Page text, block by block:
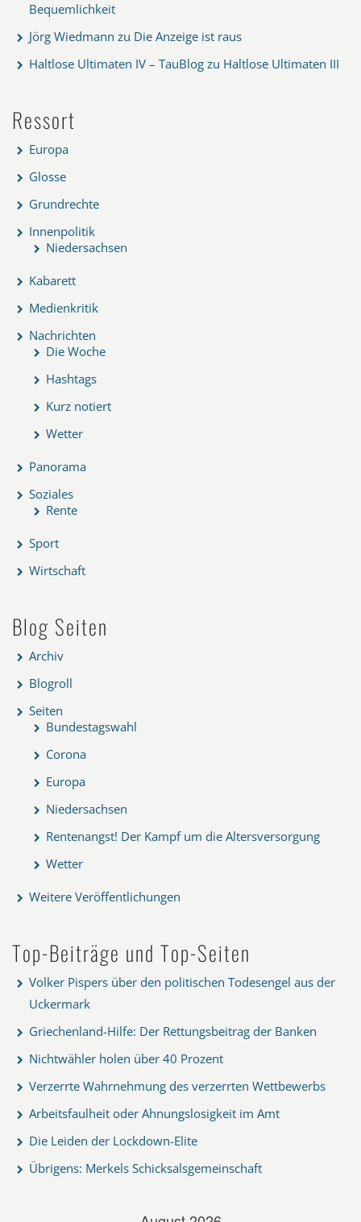
Bequemlichkeit
Jörg Wiedmann zu Die Anzeige ist raus
Haltlose Ultimaten IV – TauBlog zu Haltlose Ultimaten III
Ressort
Europa
Glosse
Grundrechte
Innenpolitik
Niedersachsen
Kabarett
Medienkritik
Nachrichten
Die Woche
Hashtags
Kurz notiert
Wetter
Panorama
Soziales
Rente
Sport
Wirtschaft
Blog Seiten
Archiv
Blogroll
Seiten
Bundestagswahl
Corona
Europa
Niedersachsen
Rentenangst! Der Kampf um die Altersversorgung
Wetter
Weitere Veröffentlichungen
Top-Beiträge und Top-Seiten
Volker Pispers über den politischen Todesengel aus der
Uckermark
Griechenland-Hilfe: Der Rettungsbeitrag der Banken
Nichtwähler holen über 40 Prozent
Verzerrte Wahrnehmung des verzerrten Wettbewerbs
Arbeitsfaulheit oder Ahnungslosigkeit im Amt
Die Leiden der Lockdown-Elite
Übrigens: Merkels Schicksalsgemeinschaft